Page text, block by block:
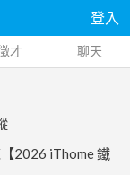
登入
才 聊天
2026 iThome 鐵